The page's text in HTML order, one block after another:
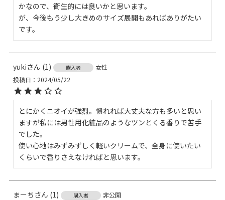
かなので、衛生的には良いかと思います。
が、今後もう少し大きめのサイズ展開もあればありがたい
です。
yuki 1 購入者
女性
投稿日
2024/05/22
とにかくニオイが強烈。慣れれば大丈夫な方も多いと思い
ますが私には男性用化粧品のようなツンとくる香りで苦手
でした。
使い心地はみずみずしく軽いクリームで、全身に使いたい
くらいで香りさえなければと思います。
まーち 1 購入者
非公開